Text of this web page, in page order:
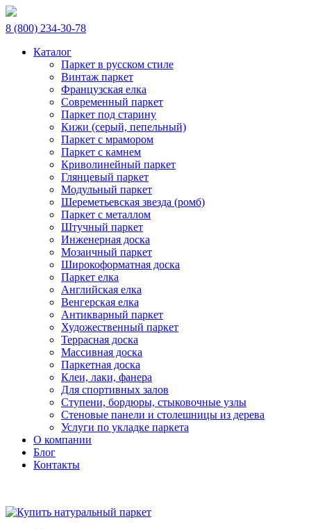
8 (800) 234-30-78
Каталог
Паркет в русском стиле
Винтаж паркет
Французская елка
Современный паркет
Паркет под старину
Кижи (серый, пепельный)
Паркет с мрамором
Паркет с камнем
Криволинейный паркет
Глянцевый паркет
Модульный паркет
Шереметьевская звезда (ромб)
Паркет с металлом
Штучный паркет
Инженерная доска
Мозаичный паркет
Широкоформатная доска
Паркет елка
Английская елка
Венгерская елка
Антикварный паркет
Художественный паркет
Террасная доска
Массивная доска
Паркетная доска
Клеи, лаки, фанера
Для спортивных залов
Ступени, бордюры, стыковочные узлы
Стеновые панели и столешницы из дерева
Услуги по укладке паркета
О компании
Блог
Контакты